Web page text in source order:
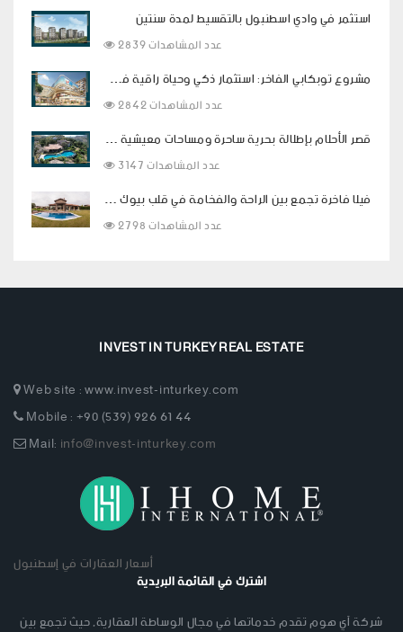
استثمر في وادي اسطنبول بالتقسيط لمدة سنتين
2839 عدد المشاهدات
مشروع توبكابي الفاخر: استثمار ذكي وحياة راقية في قلب اسطنبول
2842 عدد المشاهدات
قصر الأحلام بإطلالة بحرية ساحرة ومساحات معيشية فاخرة في بودروم
3147 عدد المشاهدات
فيلا فاخرة تجمع بين الراحة والفخامة في قلب بيوك شكمجة
2798 عدد المشاهدات
INVEST IN TURKEY REAL ESTATE
Web site : www.invest-inturkey.com
Mobile : +90 (539) 926 61 44
Mail:info@invest-inturkey.com
أسعار العقارات في إسطنبول
اشترك في القائمة البريدية
شركة آي هوم تقدم خدماتها في مجال الوساطة العقارية, حيث تجمع بين